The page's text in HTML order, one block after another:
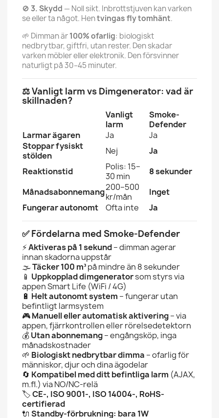
🚫 3. Skydd — Noll sikt. Inbrottstjuven kan varken
se eller ta något. Hentvingas fly tomhänt.
🌱 Dimman är100% ofarlig: biologiskt
nedbrytbar, giftfri, utan rester. Den skadar
varken möbler eller elektronik. Den försvinner
naturligt på 30–45 minuter.
⚖️ Vanligt larm vs Dimgenerator: vad är
skillnaden?
Vanligt
larm
Smoke-
Defender
Larmar ägaren
Ja
Ja
Stoppar fysiskt
stölden
Nej
Ja
Reaktionstid
Polis: 15–
30 min
8 sekunder
Månadsabonnemang200–500
kr/mån
Inget
Fungerar autonomt
Ofta inte Ja
✅ Fördelarna med Smoke-Defender
⚡Aktiveras på 1 sekund– dimman agerar
innan skadorna uppstår
🌫️Täcker 100 m³på mindre än 8 sekunder
📱 Uppkopplad dimgeneratorsom styrs via
appen Smart Life (WiFi / 4G)
🔋 Helt autonomt system – fungerar utan
befintligt larmsystem
🎮Manuell eller automatisk aktivering– via
appen, fjärrkontrollen eller rörelsedetektorn
💰Utan abonnemang– engångsköp, inga
månadskostnader
🌱 Biologiskt nedbrytbar dimma – ofarlig för
människor, djur och dina ägodelar
🔄 Kompatibel med ditt befintliga larm (AJAX,
m.fl.) via NO/NC-relä
🏷️CE-, ISO 9001-, ISO 14004-, RoHS-
certifierad
🔌 Standby-förbrukning: bara 1W